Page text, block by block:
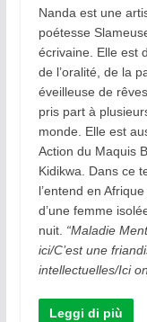
Nanda est une
poétesse
écrivaine. Elle est
de l’oralité, de la
éveilleuse de
pris part à
monde. Elle est
Action du Maquis
Kidikwa. Dans ce
l’entend en
d’une femme
nuit. “Maladie
ici/C’est une
intellectuelles/Ici
Leggi di più